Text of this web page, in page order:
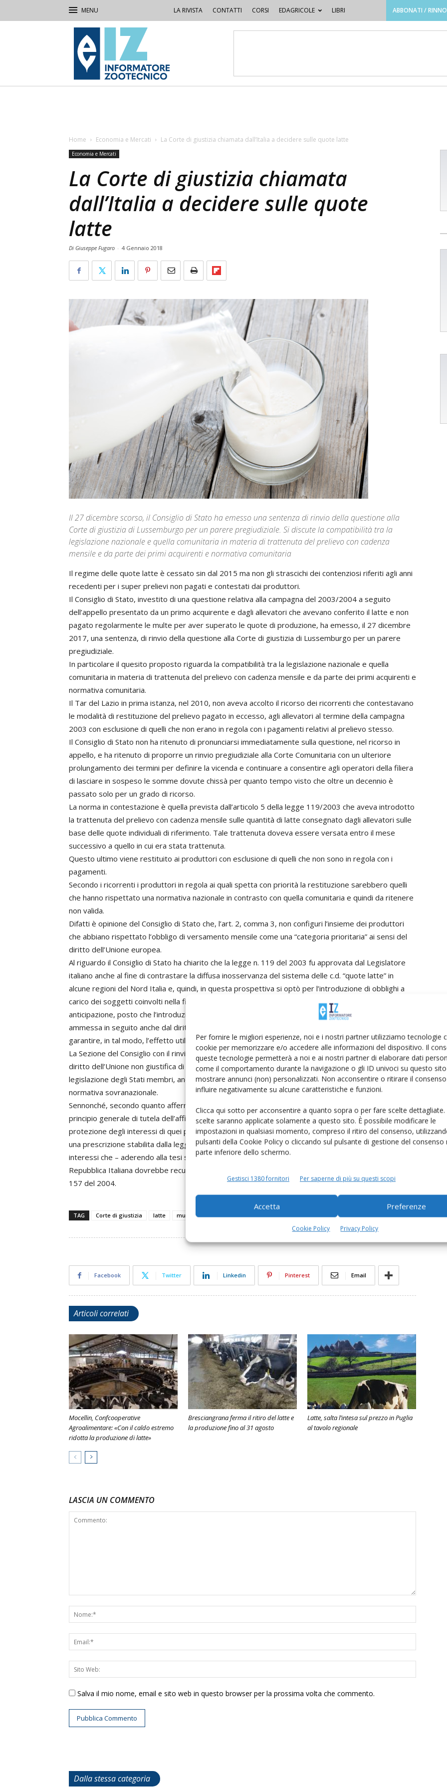
Per fornire le migliori esperienze, noi e i nostri partner utilizziamo tecnologie
cookie per memorizzare e/o accedere alle informazioni del dispositivo. Il
queste tecnologie permetterà a noi e ai nostri partner di elaborare dati
come il comportamento durante la navigazione o gli ID univoci su questo
mostrare annunci (non) personalizzati. Non acconsentire o ritirare il
influire negativamente su alcune caratteristiche e funzioni.
Clicca qui sotto per acconsentire a quanto sopra o per fare scelte dettagliate.
scelte saranno applicate solamente a questo sito. È possibile modificare le
impostazioni in qualsiasi momento, compreso il ritiro del consenso,
pulsanti della Cookie Policy o cliccando sul pulsante di gestione del consenso
parte inferiore dello schermo.
Gestisci 1380 fornitori Per saperne di più su questi scopi
Accetta Preferenze
Cookie Policy Privacy Policy
LA RIVISTA CONTATTI CORSI EDAGRICOLE LIBRI ABBONATI /
IZ
Informatore
Zootecnico
Home Economia e Mercati La Corte di giustizia chiamata dall’Italia a decidere sulle quote latte
Economia e Mercati
La Corte di giustizia chiamata
dall’Italia a decidere sulle quote
latte
Di Giuseppe Fugaro - 4 Gennaio 2018
Il 27 dicembre scorso, il Consiglio di Stato ha emesso una sentenza di rinvio della questione alla
Corte di giustizia di Lussemburgo per un parere pregiudiziale. Si discute la compatibilità tra la
legislazione nazionale e quella comunitaria in materia di trattenuta del prelievo con cadenza
mensile e da parte dei primi acquirenti e normativa comunitaria
Il regime delle quote latte è cessato sin dal 2015 ma non gli strascichi dei contenziosi riferiti agli anni
recedenti per i super prelievi non pagati e contestati dai produttori.
Il Consiglio di Stato, investito di una questione relativa alla campagna del 2003/2004 a seguito
dell’appello presentato da un primo acquirente e dagli allevatori che avevano conferito il latte e non
pagato regolarmente le multe per aver superato le quote di produzione, ha emesso, il 27 dicembre
2017, una sentenza, di rinvio della questione alla Corte di giustizia di Lussemburgo per un parere
pregiudiziale.
In particolare il quesito proposto riguarda la compatibilità tra la legislazione nazionale e quella
comunitaria in materia di trattenuta del prelievo con cadenza mensile e da parte dei primi acquirenti e
normativa comunitaria.
Il Tar del Lazio in prima istanza, nel 2010, non aveva accolto il ricorso dei ricorrenti che contestavano
le modalità di restituzione del prelievo pagato in eccesso, agli allevatori al termine della campagna
2003 con esclusione di quelli che non erano in regola con i pagamenti relativi al prelievo stesso.
Il Consiglio di Stato non ha ritenuto di pronunciarsi immediatamente sulla questione, nel ricorso in
appello, e ha ritenuto di proporre un rinvio pregiudiziale alla Corte Comunitaria con un ulteriore
prolungamento dei termini per definire la vicenda e continuare a consentire agli operatori della filiera
di lasciare in sospeso le somme dovute chissà per quanto tempo visto che oltre un decennio è
passato solo per un grado di ricorso.
La norma in contestazione è quella prevista dall’articolo 5 della legge 119/2003 che aveva introdotto
la trattenuta del prelievo con cadenza mensile sulle quantità di latte consegnato dagli allevatori sulle
base delle quote individuali di riferimento. Tale trattenuta doveva essere versata entro il mese
successivo a quello in cui era stata trattenuta.
Questo ultimo viene restituito ai produttori con esclusione di quelli che non sono in regola con i
pagamenti.
Secondo i ricorrenti i produttori in regola ai quali spetta con priorità la restituzione sarebbero quelli
che hanno rispettato una normativa nazionale in contrasto con quella comunitaria e quindi da ritenere
non valida.
Difatti è opinione del Consiglio di Stato che, l’art. 2, comma 3, non configuri l’insieme dei produttori
che abbiano rispettato l’obbligo di versamento mensile come una “categoria prioritaria” ai sensi del
diritto dell’Unione europea.
Al riguardo il Consiglio di Stato ha chiarito che la legge n. 119 del 2003 fu approvata dal Legislatore
italiano anche al fine di contrastare la diffusa inosservanza del sistema delle c.d. “quote latte” in
alcune regioni del Nord Italia e, quindi, in questa prospettiva si optò per l’introduzione di obblighi a
carico dei soggetti coinvolti nella filiera del latte, come l’obbligo qui contestato ma in definitiva fu una
anticipazione, posto che l’introduzione di detto obbligo da parte degli Stati membri fu, difatti,
ammessa in seguito anche dal diritto dell’Unione, volti ad arginare tale pernicioso fenomeno e a
garantire, in tal modo, l’effetto utile del diritto sovranazionale.
La Sezione del Consiglio con il rinvio pregiudiziale, ha affermato di non ignorare che la primazia del
diritto dell’Unione non giustifica di per sé violazioni dello stesso ordinamento da parte della
legislazione degli Stati membri, ancorché ispirate dalla finalità di assicurare un maggiore rispetto della
normativa sovranazionale.
Sennonché, secondo quanto affermato dal Consiglio di Stato appartiene al diritto dell’Unione anche il
principio generale di tutela dell’affidamento che, nel caso descritto, sembrerebbe consentire la
protezione degli interessi di quei produttori e di quegli acquirenti che abbiano comunque rispettato
una prescrizione stabilita dalla legge nazionale rispetto a coloro che non l’abbiano rispettata,
interessi che – aderendo alla tesi seguita dagli appellanti – verrebbero pregiudicati, posto che la
Repubblica Italiana dovrebbe recuperare quanto ad essi restituito in base al predetto art. 2, d.l. n.
157 del 2004.
TAG Corte di giustizia latte multe quote latte
Facebook Twitter Linkedin Pinterest Email
Articoli correlati
Mocellin, Confcooperative
Agroalimentare: «Con il caldo estremo
ridotta la produzione di latte»
Bresciangrana ferma il ritiro del latte e
la produzione fino al 31 agosto
Latte, salta l’intesa sul prezzo in Puglia
al tavolo regionale
LASCIA UN COMMENTO
Salva il mio nome, email e sito web in questo browser per la prossima volta che commento.
Dalla stessa categoria